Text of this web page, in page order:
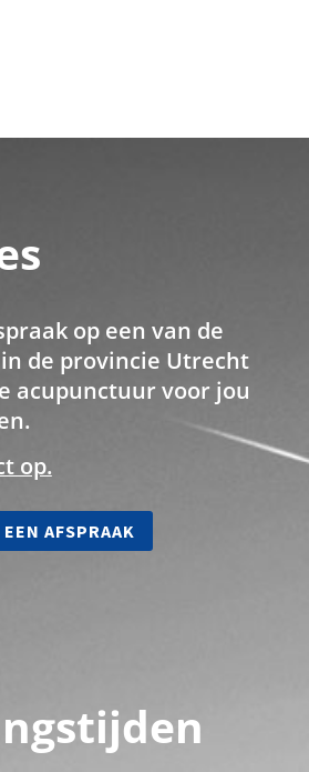
op een van de
de provincie Utrecht
acupunctuur voor jou
op.
AFSPRAAK